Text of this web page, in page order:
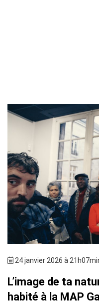
24 janvier 2026 à
L’image de ta
habité à la MAP